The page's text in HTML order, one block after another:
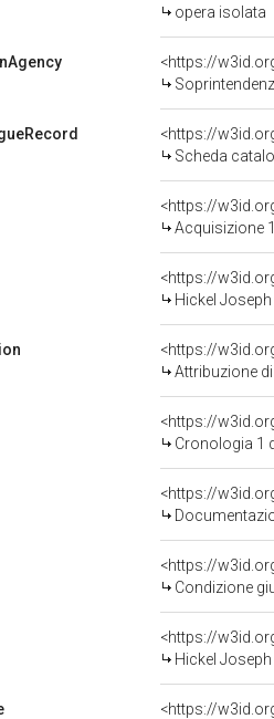
opera isolata
<https://
<https://
Scheda
<https://
Acquisizione
<https://
Hickel
<https://
Attribuzione
<https://
Cronologia 1
<https://
Condizione
<https://
Hickel
<https://